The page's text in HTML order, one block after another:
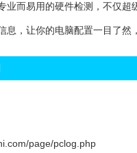
业而易用的硬件检测，不仅超
息，让你的电脑配置一目了然
page/pclog.php